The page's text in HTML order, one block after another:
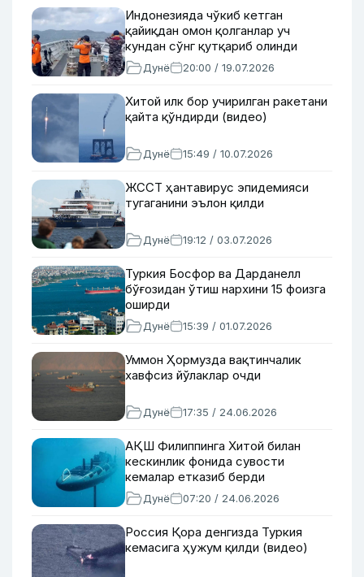
Индонезияда чўкиб кетган
қайиқдан омон қолганлар уч
кундан сўнг қутқариб олинди
Дунё 20:00 / 19.07.2026
Хитой илк бор учирилган ракетани
қайта қўндирди (видео)
Дунё 15:49 / 10.07.2026
ЖССТ ҳантавирус эпидемияси
тугаганини эълон қилди
Дунё 19:12 / 03.07.2026
Туркия Босфор ва Дарданелл
бўғозидан ўтиш нархини 15 фоизга
оширди
Дунё 15:39 / 01.07.2026
Уммон Ҳормузда вақтинчалик
хавфсиз йўлаклар очди
Дунё 17:35 / 24.06.2026
АҚШ Филиппинга Хитой билан
кескинлик фонида сувости
кемалар етказиб берди
Дунё 07:20 / 24.06.2026
Россия Қора денгизда Туркия
кемасига ҳужум қилди (видео)